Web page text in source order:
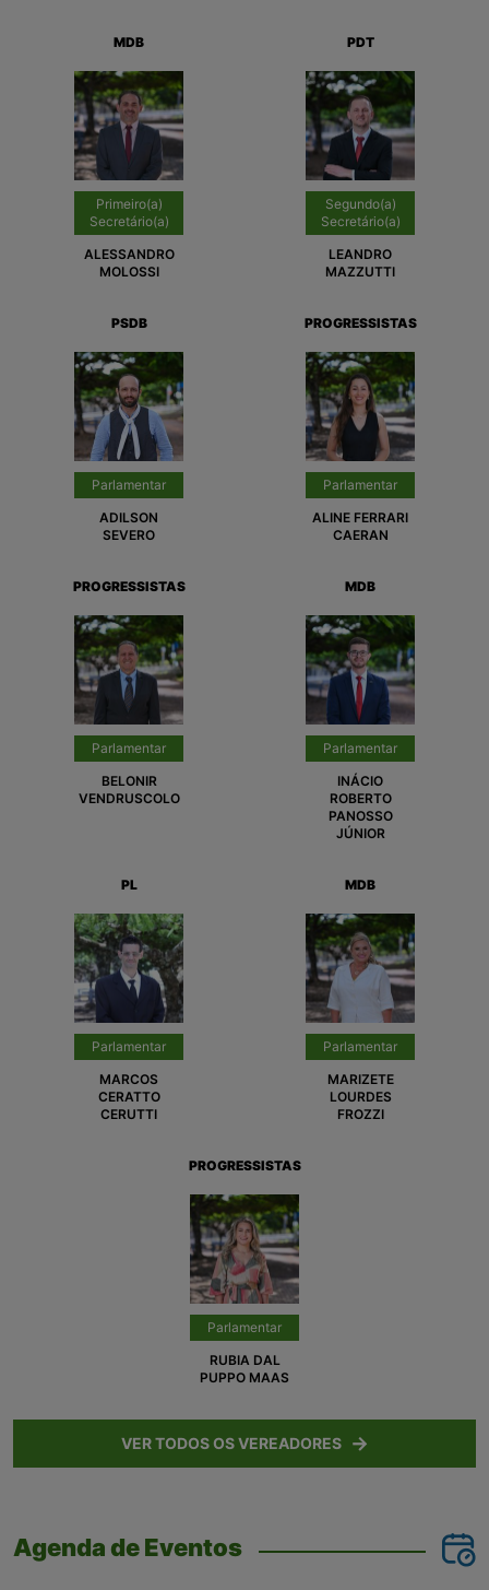
MDB
Primeiro(a)
Secretário(a)
ALESSANDRO
MOLOSSI
PDT
Segundo(a)
Secretário(a)
LEANDRO
MAZZUTTI
PSDB
Parlamentar
ADILSON
SEVERO
PROGRESSISTAS
Parlamentar
ALINE FERRARI
CAERAN
PROGRESSISTAS
Parlamentar
BELONIR
VENDRUSCOLO
MDB
Parlamentar
INÁCIO
ROBERTO
PANOSSO
JÚNIOR
PL
Parlamentar
MARCOS
CERATTO
CERUTTI
MDB
Parlamentar
MARIZETE
LOURDES
FROZZI
PROGRESSISTAS
Parlamentar
RUBIA DAL
PUPPO MAAS
VER TODOS OS VEREADORES
Agenda de Eventos